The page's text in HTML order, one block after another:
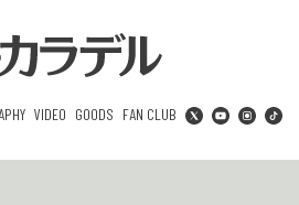
VIDEO GOODS FAN CLUB